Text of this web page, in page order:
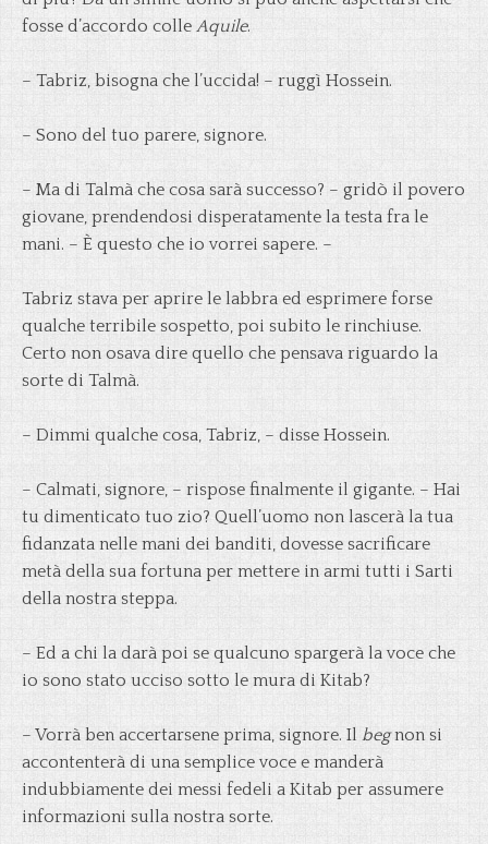
fosse d’accordo colle Aquile.
– Tabriz, bisogna che l’uccida! – ruggì Hossein.
– Sono del tuo parere, signore.
– Ma di Talmà che cosa sarà successo? – gridò il povero
giovane, prendendosi disperatamente la testa fra le
mani. – È questo che io vorrei sapere. –
Tabriz stava per aprire le labbra ed esprimere forse
qualche terribile sospetto, poi subito le rinchiuse.
Certo non osava dire quello che pensava riguardo la
sorte di Talmà.
– Dimmi qualche cosa, Tabriz, – disse Hossein.
– Calmati, signore, – rispose finalmente il gigante. – Hai
tu dimenticato tuo zio? Quell’uomo non lascerà la tua
fidanzata nelle mani dei banditi, dovesse sacrificare
metà della sua fortuna per mettere in armi tutti i Sarti
della nostra steppa.
– Ed a chi la darà poi se qualcuno spargerà la voce che
io sono stato ucciso sotto le mura di Kitab?
– Vorrà ben accertarsene prima, signore. Il begnon si
accontenterà di una semplice voce e manderà
indubbiamente dei messi fedeli a Kitab per assumere
informazioni sulla nostra sorte.